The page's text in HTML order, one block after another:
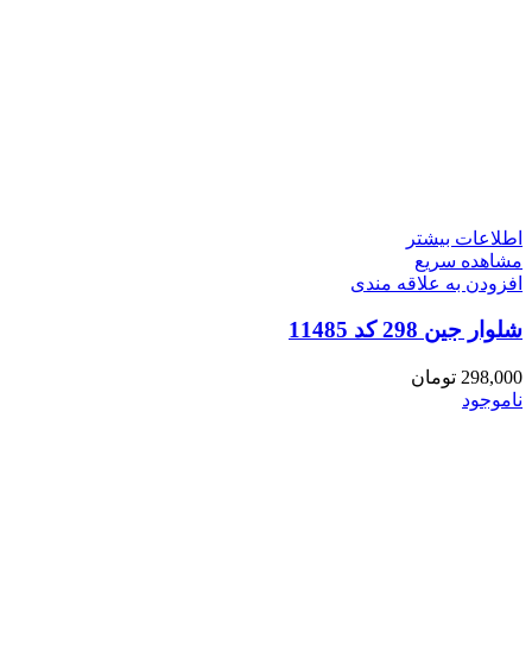
اطلاعات بیشتر
مشاهده سریع
افزودن به علاقه مندی
شلوار جین 298 کد 11485
298,000 تومان
ناموجود